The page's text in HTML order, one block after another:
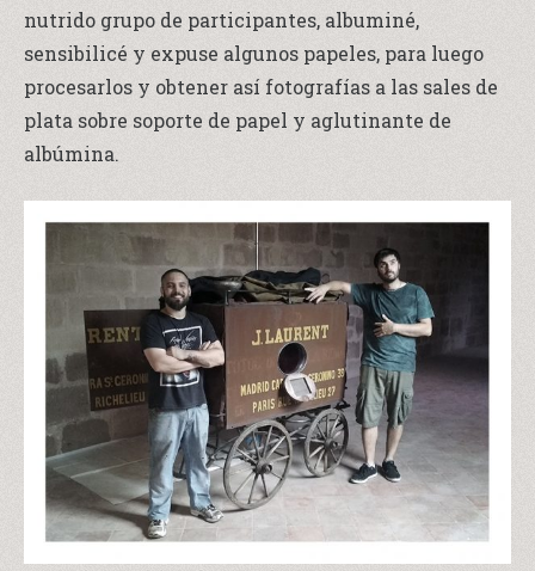
nutrido grupo de participantes, albuminé,
sensibilicé y expuse algunos papeles, para luego
procesarlos y obtener así fotografías a las sales de
plata sobre soporte de papel y aglutinante de
albúmina.